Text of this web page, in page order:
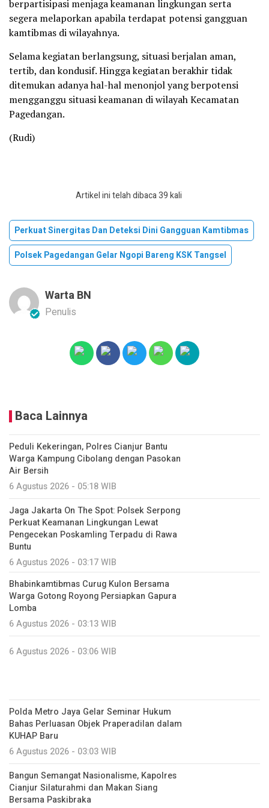
berpartisipasi menjaga keamanan lingkungan serta
segera melaporkan apabila terdapat potensi gangguan
kamtibmas di wilayahnya.
Selama kegiatan berlangsung, situasi berjalan aman,
tertib, dan kondusif. Hingga kegiatan berakhir tidak
ditemukan adanya hal-hal menonjol yang berpotensi
mengganggu situasi keamanan di wilayah Kecamatan
Pagedangan.
(Rudi)
Artikel ini telah dibaca 39 kali
Perkuat Sinergitas Dan Deteksi Dini Gangguan Kamtibmas
Polsek Pagedangan Gelar Ngopi Bareng KSK Tangsel
Warta BN
Penulis
Baca Lainnya
Peduli Kekeringan, Polres Cianjur Bantu
Warga Kampung Cibolang dengan Pasokan
Air Bersih
6 Agustus 2026 - 05:18 WIB
Jaga Jakarta On The Spot: Polsek Serpong
Perkuat Keamanan Lingkungan Lewat
Pengecekan Poskamling Terpadu di Rawa
Buntu
6 Agustus 2026 - 03:17 WIB
Bhabinkamtibmas Curug Kulon Bersama
Warga Gotong Royong Persiapkan Gapura
Lomba
6 Agustus 2026 - 03:13 WIB
6 Agustus 2026 - 03:06 WIB
Polda Metro Jaya Gelar Seminar Hukum
Bahas Perluasan Objek Praperadilan dalam
KUHAP Baru
6 Agustus 2026 - 03:03 WIB
Bangun Semangat Nasionalisme, Kapolres
Cianjur Silaturahmi dan Makan Siang
Bersama Paskibraka